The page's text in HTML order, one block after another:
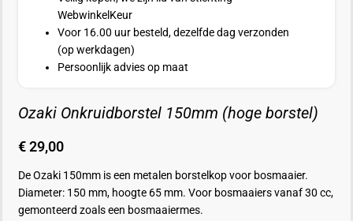
WebwinkelKeur
Voor 16.00 uur besteld, dezelfde dag verzonden
(op werkdagen)
Persoonlijk advies op maat
Ozaki Onkruidborstel 150mm (hoge borstel)
€29,00
De Ozaki 150mm is een metalen borstelkop voor bosmaaier.
Diameter: 150 mm, hoogte 65 mm. Voor bosmaaiers vanaf 30 cc,
gemonteerd zoals een bosmaaiermes.